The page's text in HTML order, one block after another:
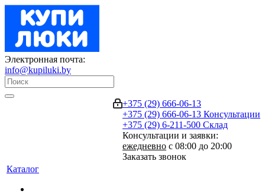
Электронная почта:
info@kupiluki.by
+375 (29) 666-06-13
+375 (29) 666-06-13 Консультации
+375 (29) 6-211-500 Склад
Консультации и заявки:
ежедневно с 08:00 до 20:00
Заказать звонок
Каталог